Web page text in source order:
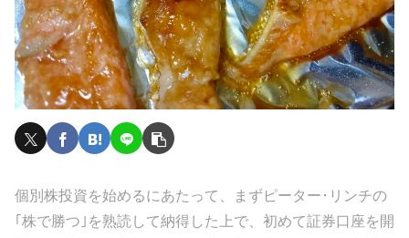
個別株投資を始めるにあたって、まずピーター･リンチの
｢株で勝つ｣を熟読して納得した上で、初めて証券口座を開